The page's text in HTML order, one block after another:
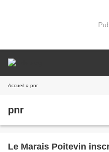
Accueil » pnr
pnr
Le Marais Poitevin